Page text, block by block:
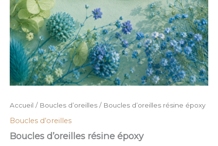
Accueil / Boucles d’oreilles / Boucles d’oreilles résine époxy
Boucles d’oreilles
Boucles d’oreilles résine époxy